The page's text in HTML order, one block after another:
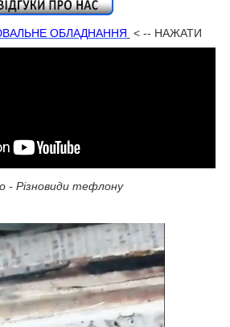
ОБЛАДНАННЯ < -- НАЖАТИ
- Різновиди тефлону